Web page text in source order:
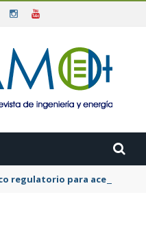
regulatorio para acelerar